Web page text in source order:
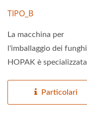
TIPO_B
La macchina per
l'imballaggio dei funghi
HOPAK è specializzata
Particolari